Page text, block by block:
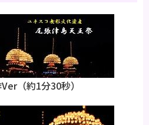
（約1分30秒）